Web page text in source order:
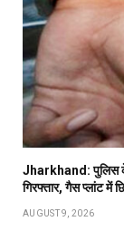
Jharkhand: पुलिस
गिरफ्तार, गैस प्लांट में
AUGUST 9, 2026